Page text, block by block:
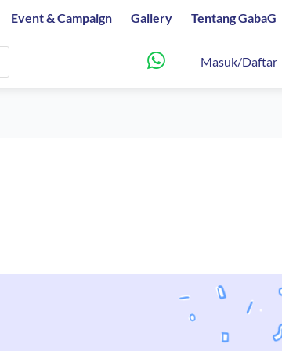
Event & Campaign Gallery Tentang GabaG
Masuk/Daftar